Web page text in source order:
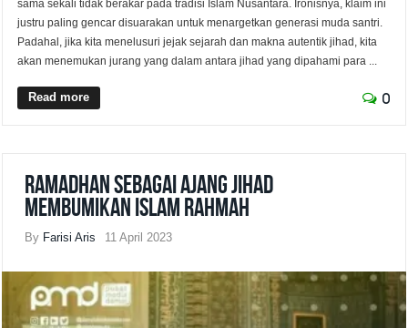
sama sekali tidak berakar pada tradisi Islam Nusantara. Ironisnya, klaim ini
justru paling gencar disuarakan untuk menargetkan generasi muda santri.
Padahal, jika kita menelusuri jejak sejarah dan makna autentik jihad, kita
akan menemukan jurang yang dalam antara jihad yang dipahami para ...
Read more 0
Ramadhan sebagai Ajang Jihad
Membumikan Islam Rahmah
By Farisi Aris 11 April 2023